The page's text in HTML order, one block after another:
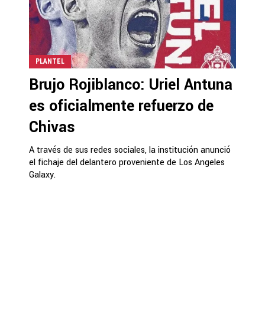
PLANTEL
Brujo Rojiblanco: Uriel Antuna
es oficialmente refuerzo de
Chivas
A través de sus redes sociales, la institución anunció
el fichaje del delantero proveniente de Los Angeles
Galaxy.